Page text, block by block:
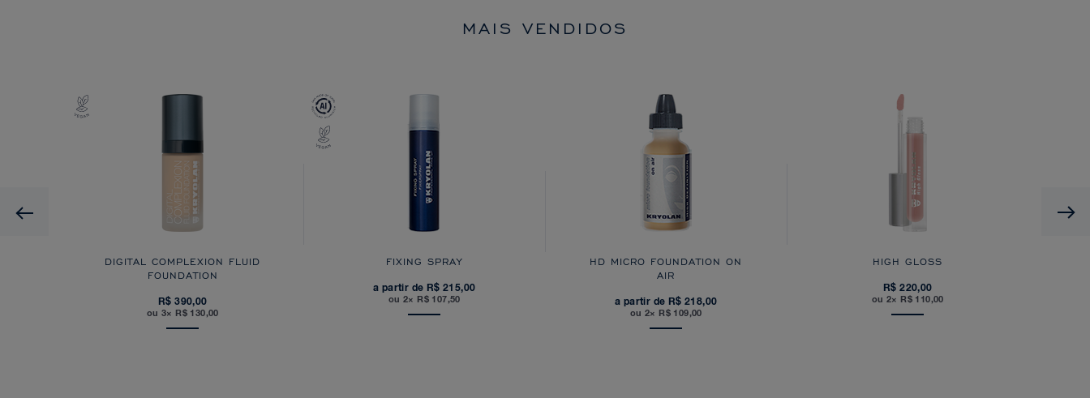
MAIS VENDIDOS
Previous
DIGITAL COMPLEXION FLUID
FOUNDATION
R$ 390,00
ou 3× R$ 130,00
FIXING SPRAY
a partir de R$ 215,00
ou 2× R$ 107,50
HD MICRO FOUNDATION ON
AIR
a partir de R$ 218,00
ou 2× R$ 109,00
HIGH GLOSS
R$ 220,00
ou 2× R$ 110,00